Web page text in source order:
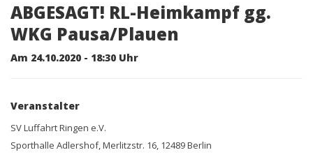
ABGESAGT! RL-Heimkampf gg.
WKG Pausa/Plauen
Am 24.10.2020 - 18:30 Uhr
Veranstalter
SV Luffahrt Ringen e.V.
Sporthalle Adlershof, Merlitzstr. 16, 12489 Berlin